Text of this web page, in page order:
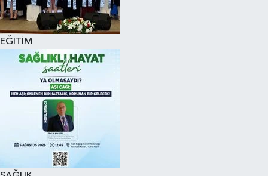
EĞİTİM
TEKNOLOJİ
VİZYONDAKİLER
YAŞAM